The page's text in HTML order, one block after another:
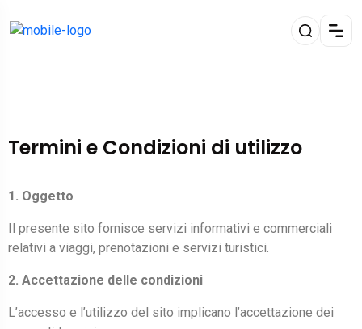
Termini e Condizioni di utilizzo
1. Oggetto
Il presente sito fornisce servizi informativi e commerciali
relativi a viaggi, prenotazioni e servizi turistici.
2. Accettazione delle condizioni
L’accesso e l’utilizzo del sito implicano l’accettazione dei